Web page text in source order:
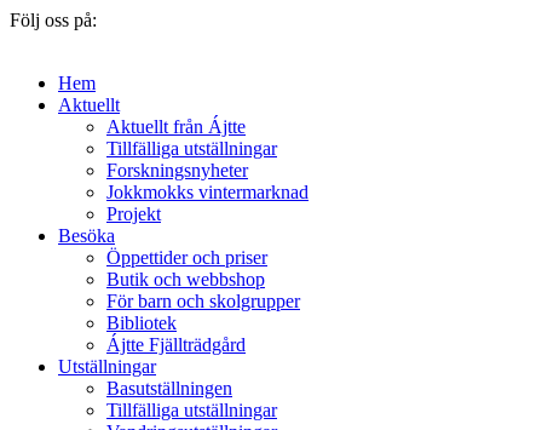
Följ oss på:
Hem
Aktuellt
Aktuellt från Ájtte
Tillfälliga utställningar
Forskningsnyheter
Jokkmokks vintermarknad
Projekt
Besöka
Öppettider och priser
Butik och webbshop
För barn och skolgrupper
Bibliotek
Ájtte Fjällträdgård
Utställningar
Basutställningen
Tillfälliga utställningar